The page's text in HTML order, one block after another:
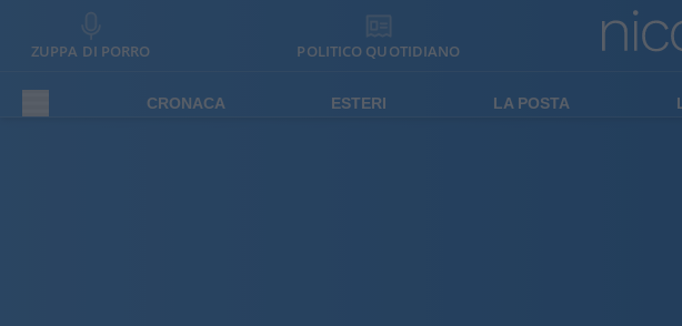
ZUPPA DI PORRO POLITICO QUOTIDIANO
CRONACA ESTERI LA POSTA